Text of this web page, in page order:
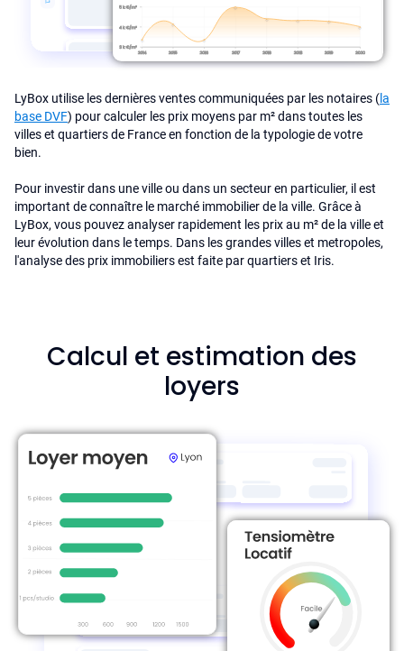
LyBox utilise les dernières ventes communiquées par les notaires (la
base DVF) pour calculer les prix moyens par m² dans toutes les
villes et quartiers de France en fonction de la typologie de votre
bien.
Pour investir dans une ville ou dans un secteur en particulier, il est
important de connaître le marché immobilier de la ville. Grâce à
LyBox, vous pouvez analyser rapidement les prix au m² de la ville et
leur évolution dans le temps. Dans les grandes villes et metropoles,
l'analyse des prix immobiliers est faite par quartiers et Iris.
Calcul et estimation des
loyers